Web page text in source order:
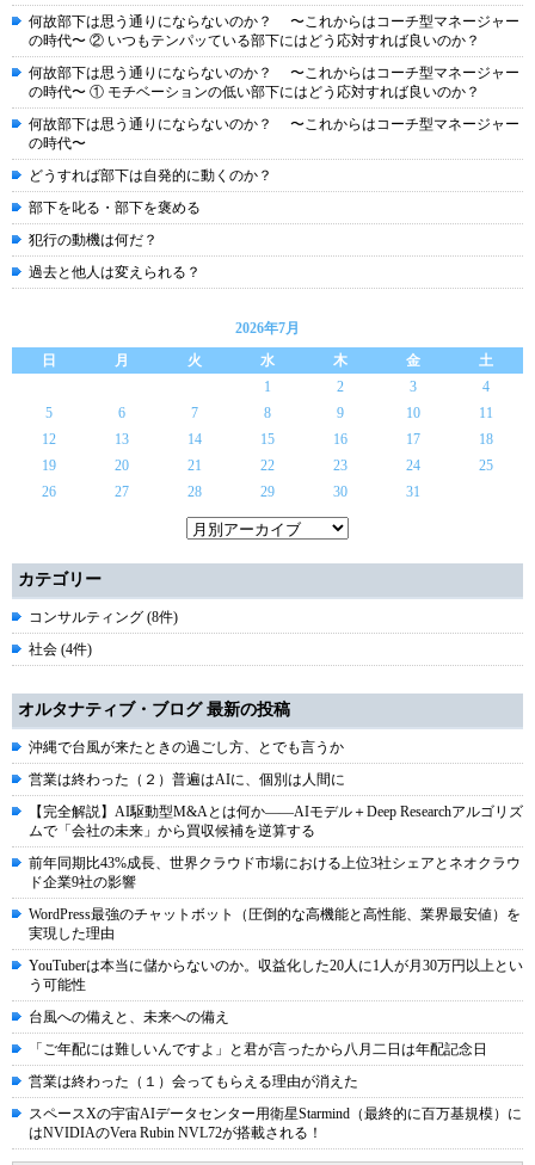
何故部下は思う通りにならないのか？ 〜これからはコーチ型マネージャー
の時代〜 ② いつもテンパッている部下にはどう応対すれば良いのか？
何故部下は思う通りにならないのか？ 〜これからはコーチ型マネージャー
の時代〜 ① モチベーションの低い部下にはどう応対すれば良いのか？
何故部下は思う通りにならないのか？ 〜これからはコーチ型マネージャー
の時代〜
どうすれば部下は自発的に動くのか？
部下を叱る・部下を褒める
犯行の動機は何だ？
過去と他人は変えられる？
2026年7月
日
月 火 水 木 金
土
1
2 3
4
5
6 7 8 9 10
11
12
13 14 15 16 17
18
19
20 21 22 23 24
25
26
27 28 29 30 31
カテゴリー
コンサルティング (8件)
社会 (4件)
オルタナティブ・ブログ 最新の投稿
沖縄で台風が来たときの過ごし方、とでも言うか
営業は終わった（２）普遍はAIに、個別は人間に
【完全解説】AI駆動型M&Aとは何か――AIモデル＋Deep Researchアルゴリズ
ムで「会社の未来」から買収候補を逆算する
前年同期比43%成長、世界クラウド市場における上位3社シェアとネオクラウ
ド企業9社の影響
WordPress最強のチャットボット（圧倒的な高機能と高性能、業界最安値）を
実現した理由
YouTuberは本当に儲からないのか。収益化した20人に1人が月30万円以上とい
う可能性
台風への備えと、未来への備え
「ご年配には難しいんですよ」と君が言ったから八月二日は年配記念日
営業は終わった（１）会ってもらえる理由が消えた
スペースXの宇宙AIデータセンター用衛星Starmind（最終的に百万基規模）に
はNVIDIAのVera Rubin NVL72が搭載される！